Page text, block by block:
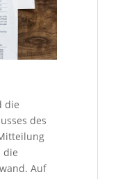
die
des
die
Auf